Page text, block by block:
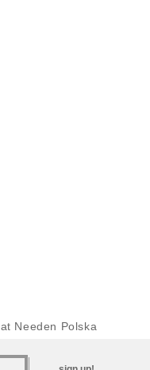
at Needen Polska